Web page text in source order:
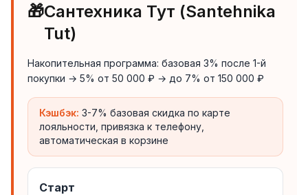
🎁Сантехника Тут (Santehnika
Tut)
Накопительная программа: базовая 3% после 1-й
покупки → 5% от 50 000 ₽ → до 7% от 150 000 ₽
Кэшбэк: 3-7% базовая скидка по карте
лояльности, привязка к телефону,
автоматическая в корзине
Старт